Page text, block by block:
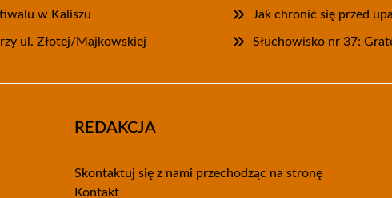
w Kaliszu Jak chronić się przed
ul. Złotej/Majkowskiej Słuchowisko nr 37:
REDAKCJA
Skontaktuj się z nami przechodząc na stronę
Kontakt